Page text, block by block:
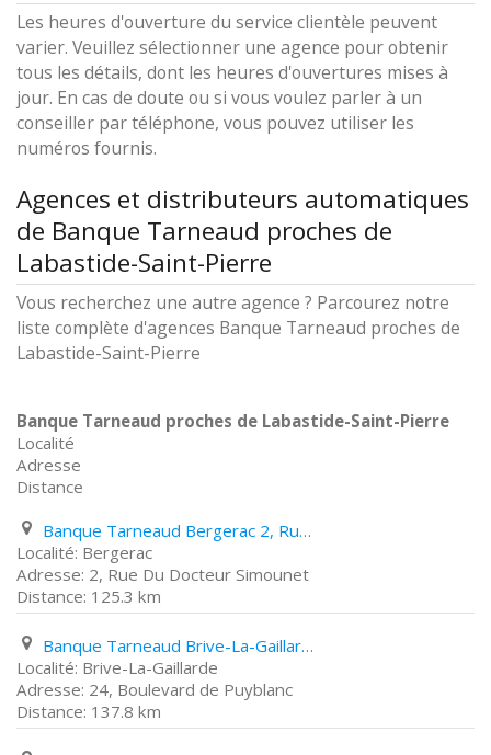
Les heures d'ouverture du service clientèle peuvent
varier. Veuillez sélectionner une agence pour obtenir
tous les détails, dont les heures d'ouvertures mises à
jour. En cas de doute ou si vous voulez parler à un
conseiller par téléphone, vous pouvez utiliser les
numéros fournis.
Agences et distributeurs automatiques
de Banque Tarneaud proches de
Labastide-Saint-Pierre
Vous recherchez une autre agence ? Parcourez notre
liste complète d'agences Banque Tarneaud proches de
Labastide-Saint-Pierre
Banque Tarneaud proches de Labastide-Saint-Pierre
Localité
Adresse
Distance
Banque Tarneaud Bergerac 2, Rue Du Docteur Simounet
Bergerac
2, Rue Du Docteur Simounet
125.3 km
Banque Tarneaud Brive-La-Gaillarde 24, Boulevard de Puyblanc
Brive-La-Gaillarde
24, Boulevard de Puyblanc
137.8 km